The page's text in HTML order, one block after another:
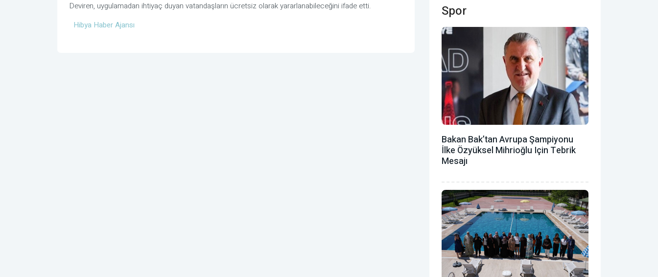
Deviren, uygulamadan ihtiyaç duyan vatandaşların ücretsiz olarak yararlanabileceğini ifade etti.
Hibya Haber Ajansı
Spor
Bakan Bak’tan Avrupa Şampiyonu
İlke Özyüksel Mihrioğlu Için Tebrik
Mesajı